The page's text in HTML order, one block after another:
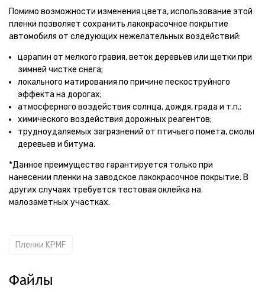
Помимо возможности изменения цвета, использование этой
пленки позволяет сохранить лакокрасочное покрытие
автомобиля от следующих нежелательных воздействий:
царапин от мелкого гравия, веток деревьев или щетки при
зимней чистке снега;
локального матирования по причине пескоструйного
эффекта на дорогах;
атмосферного воздействия солнца, дождя, града и т.п.;
химического воздействия дорожных реагентов;
трудноудаляемых загрязнений от птичьего помета, смолы
деревьев и битума.
*Данное преимущество гарантируется только при
нанесении пленки на заводское лакокрасочное покрытие. В
других случаях требуется тестовая оклейка на
малозаметных участках.
Пленки KPMF
Файлы